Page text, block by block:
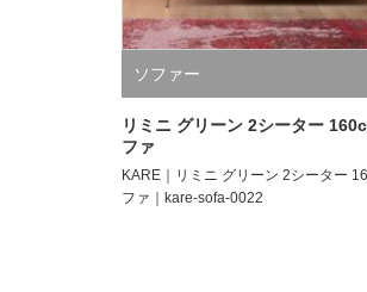
ソファー
リミニ グリーン 2シーター
ファ
KARE｜リミニ グリーン 2シーター
ファ｜kare-sofa-0022